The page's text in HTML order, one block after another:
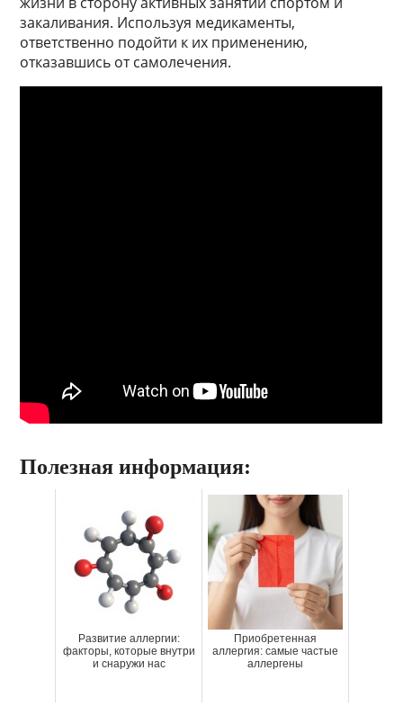
закаливания. Используя медикаменты,
ответственно подойти к их применению,
отказавшись от самолечения.
Полезная информация:
Развитие аллергии:
факторы, которые внутри
и снаружи нас
Приобретенная
аллергия: самые частые
аллергены